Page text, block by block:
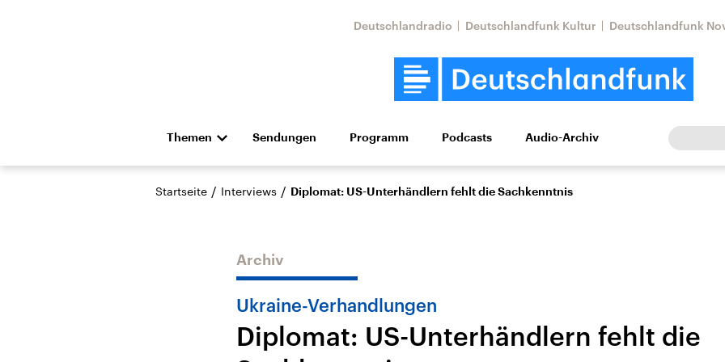
Deutschlandradio Deutschlandfunk Kultur Deutschlandfunk
Themen
Die Nachrichten Politik Wirtschaft Wissen Kultur Europa
Hörspiel und Feature Musik
Landtagswahl Sachsen-
USA
Nahostkonflikt
Iran
Sendungen Programm Podcasts Audio-Archiv
Startseite / Interviews / Diplomat: US-Unterhändlern fehlt die Sachkenntnis
Archiv
Ukraine-Verhandlungen
Diplomat: US-Unterhändlern fehlt die